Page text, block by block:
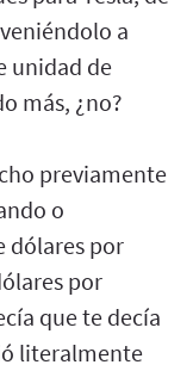
a
unidad de
más, ¿no?
previamente
o
dólares por
por
que te decía
literalmente